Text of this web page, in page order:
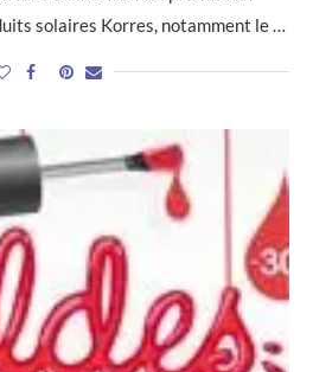
solaires Korres, notamment le …